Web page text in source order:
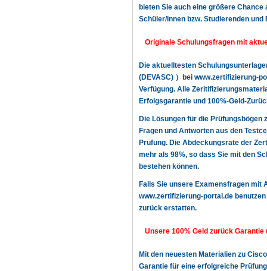
bieten Sie auch eine größere
Schüler/innen bzw. Studierenden
Originale Schulungsfragen mit
Die aktuelltesten
(DEVASC) ）bei www.zertifizierung-
Verfügung. Alle
Erfolgsgarantie und 100%-Geld-
Die Lösungen für die
Fragen und Antworten aus den
Prüfung. Die Abdeckungsrate der
mehr als 98%, so dass Sie mit den
bestehen können.
Falls Sie unsere Examensfragen mit
www.zertifizierung-portal.de
zurück erstatten.
Unsere 100% Geld zurück
Mit den neuesten Materialien zu
Garantie für eine erfolgreiche